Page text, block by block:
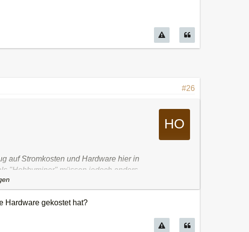
#26
auf Stromkosten und Hardware hier in
"Hobbyminer" müssen jedoch anders
sind 60 Dollar im Monat, dies
Wenn man sich den Kursverlauf der
Hardware gekostet hat?